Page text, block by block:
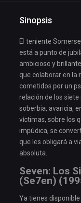
Sinopsis
El teniente
está a punto de
ambicioso y
que colaborar en la
cometidos por un
relación de los
soberbia, avaricia,
víctimas, sobre los
impúdica, se
que les obligará a
absoluta.
Seven: Los
(Se7en)
Ya tienes